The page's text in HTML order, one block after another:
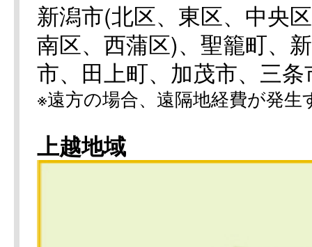
新潟市(北区、東区、中央
南区、西蒲区)、聖籠町、
市、田上町、加茂市、三
※遠方の場合、遠隔地経費が発
上越地域